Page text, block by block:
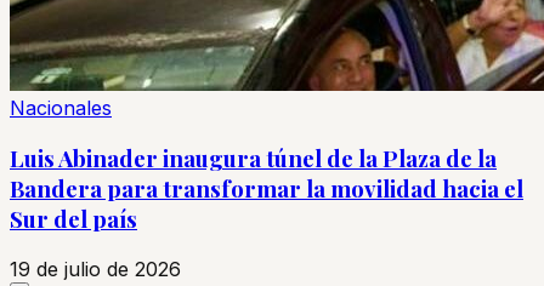
Nacionales
Luis Abinader inaugura túnel de la Plaza de la
Bandera para transformar la movilidad hacia el
Sur del país
19 de julio de 2026